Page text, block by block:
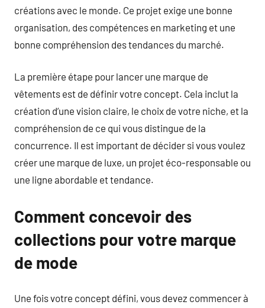
créations avec le monde. Ce projet exige une bonne
organisation, des compétences en marketing et une
bonne compréhension des tendances du marché.
La première étape pour lancer une marque de
vêtements est de définir votre concept. Cela inclut la
création d’une vision claire, le choix de votre niche, et la
compréhension de ce qui vous distingue de la
concurrence. Il est important de décider si vous voulez
créer une marque de luxe, un projet éco-responsable ou
une ligne abordable et tendance.
Comment concevoir des
collections pour votre marque
de mode
Une fois votre concept défini, vous devez commencer à